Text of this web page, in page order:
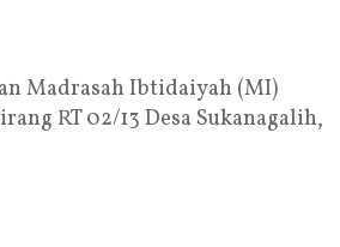
Madrasah Ibtidaiyah (MI)
RT 02/13 Desa Sukanagalih,